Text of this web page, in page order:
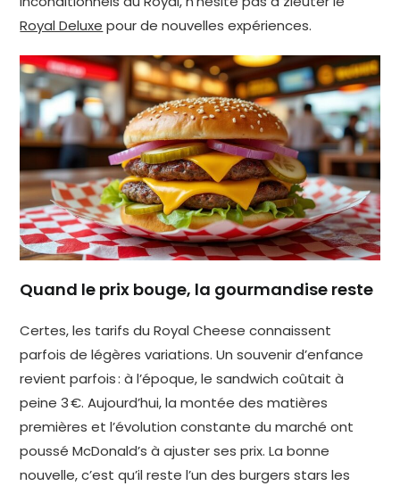
Royal Deluxe pour de nouvelles expériences.
Quand le prix bouge, la gourmandise reste
Certes, les tarifs du Royal Cheese connaissent
parfois de légères variations. Un souvenir d’enfance
revient parfois : à l’époque, le sandwich coûtait à
peine 3 €. Aujourd’hui, la montée des matières
premières et l’évolution constante du marché ont
poussé McDonald’s à ajuster ses prix. La bonne
nouvelle, c’est qu’il reste l’un des burgers stars les